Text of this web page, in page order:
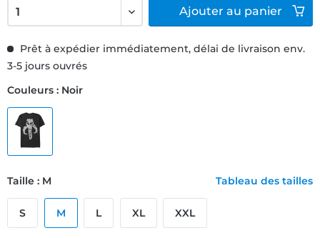
Prêt à expédier immédiatement, délai de livraison env.
3-5 jours ouvrés
Couleurs : Noir
Taille : M Tableau des tailles
S M L XL XXL
Ajouter au panier